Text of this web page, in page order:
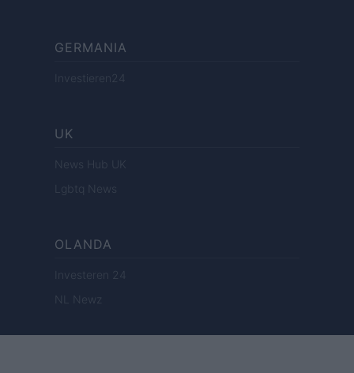
GERMANIA
Investieren24
UK
News Hub UK
Lgbtq News
OLANDA
Investeren 24
NL Newz